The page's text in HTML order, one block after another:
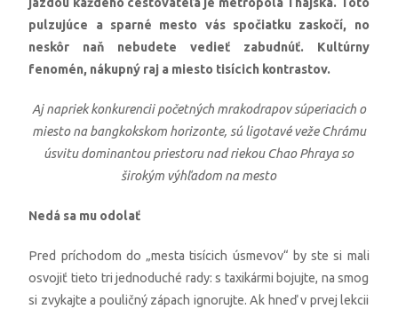
jazdou každého cestovateľa je metropola Thajska. Toto
pulzujúce a sparné mesto vás spočiatku zaskočí, no
neskôr naň nebudete vedieť zabudnúť. Kultúrny
fenomén, nákupný raj a miesto tisícich kontrastov.
Aj napriek konkurencii početných mrakodrapov súperiacich o
miesto na bangkokskom horizonte, sú ligotavé veže Chrámu
úsvitu dominantou priestoru nad riekou Chao Phraya so
širokým výhľadom na mesto
Nedá sa mu odolať
Pred príchodom do „mesta tisícich úsmevov“ by ste si mali
osvojiť tieto tri jednoduché rady: s taxikármi bojujte, na smog
si zvykajte a pouličný zápach ignorujte. Ak hneď v prvej lekcii